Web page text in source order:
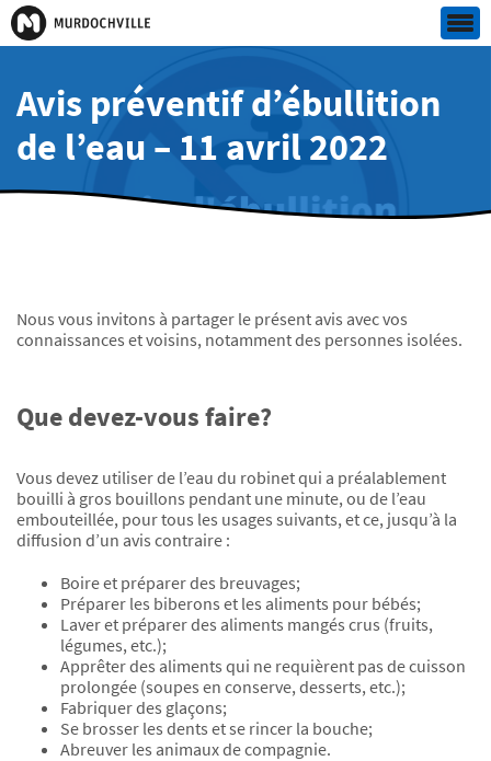
Avis préventif d’ébullition
de l’eau – 11 avril 2022
Nous vous invitons à partager le présent avis avec vos
connaissances et voisins, notamment des personnes isolées.
Que devez-vous faire?
Vous devez utiliser de l’eau du robinet qui a préalablement
bouilli à gros bouillons pendant une minute, ou de l’eau
embouteillée, pour tous les usages suivants, et ce, jusqu’à la
diffusion d’un avis contraire :
Boire et préparer des breuvages;
Préparer les biberons et les aliments pour bébés;
Laver et préparer des aliments mangés crus (fruits,
légumes, etc.);
Apprêter des aliments qui ne requièrent pas de cuisson
prolongée (soupes en conserve, desserts, etc.);
Fabriquer des glaçons;
Se brosser les dents et se rincer la bouche;
Abreuver les animaux de compagnie.